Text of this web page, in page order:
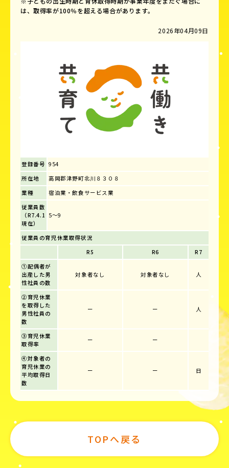
は、取得率が100％を超える場合があります。
2026年04月09日
登録番号 954
所在地
高岡郡津野町北川８３０８
業種
宿泊業・飲食サービス業
従業員数
（R7.4.1
現在）
5～9
従業員の育児休業取得状況
R5
R6
R7
①配偶者が
出産した男
性社員の数
対象者なし 対象者なし 人
②育児休業
を取得した
男性社員の
数
ー ー 人
③育児休業
取得率
ー ー
④対象者の
育児休業の
平均取得日
数
ー ー 日
TOPへ戻る